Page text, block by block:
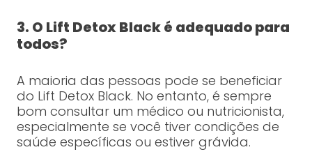
3. O Lift Detox Black é adequado para
todos?
A maioria das pessoas pode se beneficiar
do Lift Detox Black. No entanto, é sempre
bom consultar um médico ou nutricionista,
especialmente se você tiver condições de
saúde específicas ou estiver grávida.